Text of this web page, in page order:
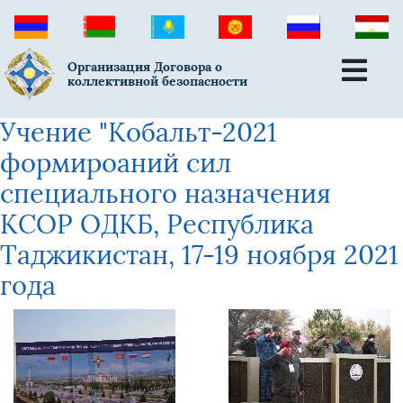
Организация Договора о
коллективной безопасности
Учение "Кобальт-2021
формироаний сил
специального назначения
КСОР ОДКБ, Республика
Таджикистан, 17-19 ноября 2021
года